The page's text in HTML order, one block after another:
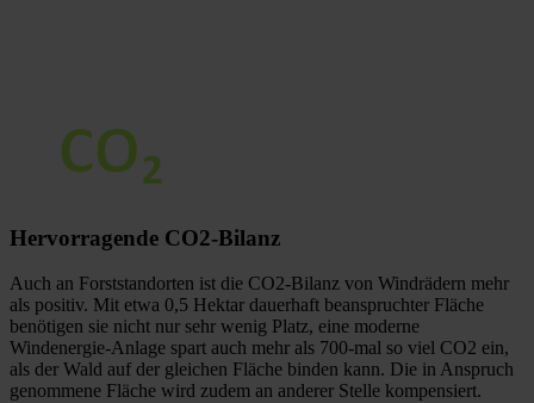
Hervorragende CO2-Bilanz
Auch an Forststandorten ist die CO2-Bilanz von Windrädern mehr
als positiv. Mit etwa 0,5 Hektar dauerhaft beanspruchter Fläche
benötigen sie nicht nur sehr wenig Platz, eine moderne
Windenergie-Anlage spart auch mehr als 700-mal so viel CO2 ein,
als der Wald auf der gleichen Fläche binden kann. Die in Anspruch
genommene Fläche wird zudem an anderer Stelle kompensiert.